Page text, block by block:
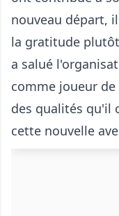
nouveau départ,
la gratitude
a salué
comme joueur
des qualités qu'il
cette nouvelle